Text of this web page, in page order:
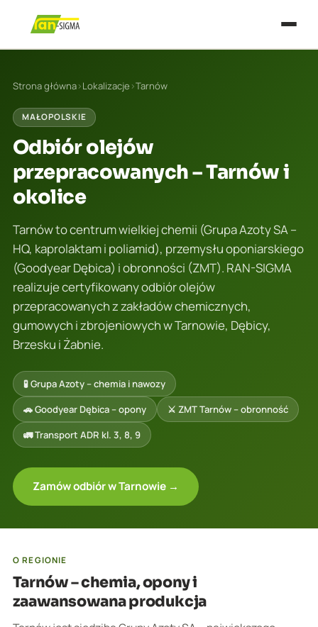
Strona główna›Lokalizacje ›Tarnów
MAŁOPOLSKIE
Odbiór olejów
przepracowanych – Tarnów i
okolice
Tarnów to centrum wielkiej chemii (Grupa Azoty SA –
HQ, kaprolaktam i poliamid), przemysłu oponiarskiego
(Goodyear Dębica) i obronności (ZMT). RAN-SIGMA
realizuje certyfikowany odbiór olejów
przepracowanych z zakładów chemicznych,
gumowych i zbrojeniowych w Tarnowie, Dębicy,
Brzesku i Żabnie.
🧪 Grupa Azoty – chemia i nawozy
🚗 Goodyear Dębica – opony
⚔️ ZMT Tarnów – obronność
🚛 Transport ADR kl. 3, 8, 9
Zamów odbiór w Tarnowie →
O REGIONIE
Tarnów – chemia, opony i
zaawansowana produkcja